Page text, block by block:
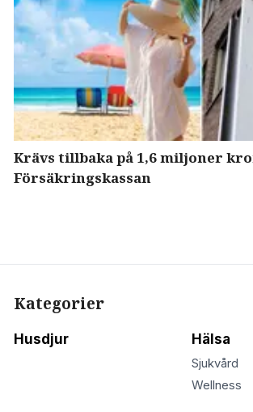
Krävs tillbaka på 1,6 miljoner
Försäkringskassan
Kategorier
Husdjur Hälsa
Sjukvård
Wellness